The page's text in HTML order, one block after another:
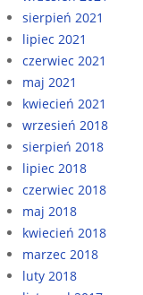
sierpień 2021
lipiec 2021
czerwiec 2021
maj 2021
kwiecień 2021
wrzesień 2018
sierpień 2018
lipiec 2018
czerwiec 2018
maj 2018
kwiecień 2018
marzec 2018
luty 2018